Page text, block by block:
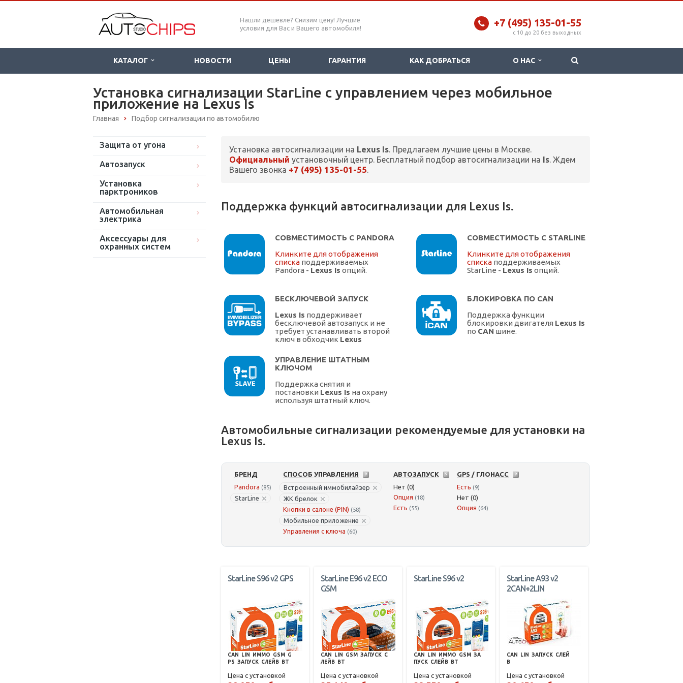
Нашли дешевле? Снизим цену! Лучшие
условия для Вас и Вашего автомобиля!
+7 (495) 135-01-55
c 10 до 20 без выходных
КАТАЛОГ НОВОСТИ ЦЕНЫ ГАРАНТИЯ КАК ДОБРАТЬСЯ О НАС
Установка сигнализации StarLine с управлением через мобильное
приложение на Lexus Is
Главная Подбор сигнализации по автомобилю
Защита от угона
Автозапуск
Установка
парктроников
Автомобильная
электрика
Аксессуары для
охранных систем
Установка автосигнализации на Lexus Is. Предлагаем лучшие цены в Москве.
Официальный установочный центр. Бесплатный подбор автосигнализации на Is. Ждем
Вашего звонка +7 (495) 135-01-55.
Поддержка функций автосигнализации для Lexus Is.
СОВМЕСТИМОСТЬ С PANDORA
Клинките для отображения
списка поддерживаемых
Pandora - Lexus Is опций.
СОВМЕСТИМОСТЬ С STARLINE
Клинките для отображения
списка поддерживаемых
StarLine - Lexus Is опций.
БЕСКЛЮЧЕВОЙ ЗАПУСК
Lexus Is поддерживает
бесключевой автозапуск и не
требует устанавливать второй
ключ в обходчик Lexus
БЛОКИРОВКА ПО CAN
Поддержка функции
блокировки двигателя Lexus Is
по CAN шине.
УПРАВЛЕНИЕ ШТАТНЫМ
КЛЮЧОМ
Поддержка снятия и
постановки Lexus Is на охрану
используя штатный ключ.
Автомобильные сигнализации рекомендуемые для установки на
Lexus Is.
БРЕНД
Pandora (85)
StarLine
СПОСОБ УПРАВЛЕНИЯ
Встроенный иммобилайзер
ЖК брелок
Кнопки в салоне (PIN) (58)
Мобильное приложение
Управления с ключа (60)
АВТОЗАПУСК
Нет (0)
Опция (18)
Есть (55)
GPS / ГЛОНАСС
Есть (9)
Нет (0)
Опция (64)
StarLine S96 v2 GPS
CAN LIN ИММО GSM G
PS ЗАПУСК СЛЕЙВ BT
Цена с установкой
StarLine E96 v2 ECO
GSM
CAN LIN GSM ЗАПУСК С
ЛЕЙВ
BT
Цена с установкой
StarLine S96 v2
CAN LIN ИММО GSM ЗА
ПУСК СЛЕЙВ BT
Цена с установкой
StarLine A93 v2
2CAN+2LIN
CAN LIN ЗАПУСК СЛЕЙ
В
Цена с установкой